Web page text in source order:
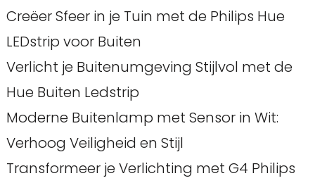
Creëer Sfeer in je Tuin met de Philips Hue
LEDstrip voor Buiten
Verlicht je Buitenumgeving Stijlvol met de
Hue Buiten Ledstrip
Moderne Buitenlamp met Sensor in Wit:
Verhoog Veiligheid en Stijl
Transformeer je Verlichting met G4 Philips